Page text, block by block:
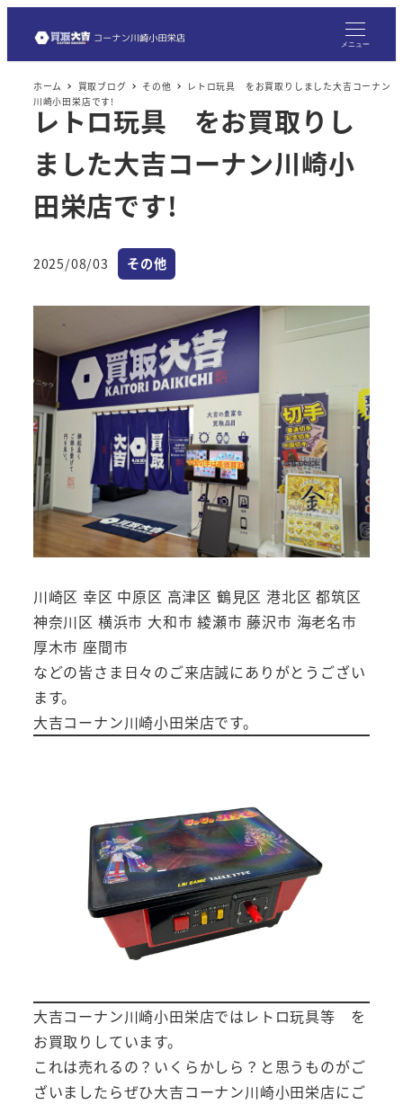
メニュー
ホーム 買取ブログ その他
レトロ玩具 をお買取りしました大吉コーナン
川崎小田栄店です!
レトロ玩具 をお買取りし
ました大吉コーナン川崎小
田栄店です!
投稿日
2025/08/03 カテゴリー
その他
川崎区 幸区 中原区 高津区 鶴見区 港北区 都筑区
神奈川区 横浜市 大和市 綾瀬市 藤沢市 海老名市
厚木市 座間市
などの皆さま日々のご来店誠にありがとうござい
ます。
大吉コーナン川崎小田栄店です。
大吉コーナン川崎小田栄店ではレトロ玩具等 を
お買取りしています。
これは売れるの？いくらかしら？と思うものがご
ざいましたらぜひ大吉コーナン川崎小田栄店にご